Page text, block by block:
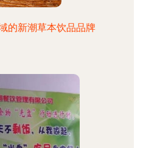
的新潮草本饮品品牌